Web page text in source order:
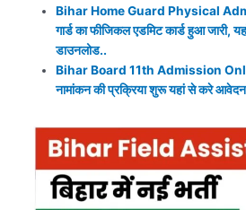
Bihar Home Guard Physical
गार्ड का फीजिकल एडमिट कार्ड हुआ जारी,
डाउनलोड..
Bihar Board 11th Admission
नामांकन की प्रक्रिया शुरू यहां से करे